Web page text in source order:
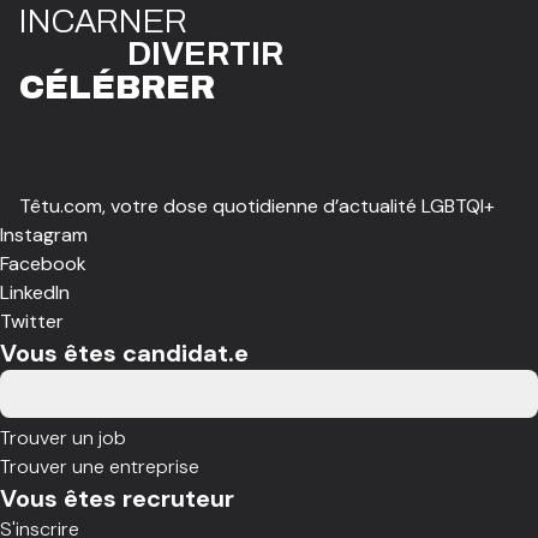
INCARNER
DIVERTIR
CÉLÉBRER
Têtu.com, votre dose quotidienne d’actualité LGBTQI+
Instagram
Facebook
LinkedIn
Twitter
Vous êtes candidat.e
Trouver un job
Trouver une entreprise
Vous êtes recruteur
S'inscrire